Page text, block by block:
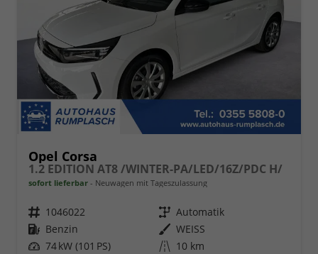
Opel Corsa
1.2 EDITION AT8 /WINTER-PA/LED/16Z/PDC H/
sofort lieferbar Neuwagen mit Tageszulassung
Fahrzeugnr. 1046022 Getriebe Automatik
Kraftstoff Benzin Außenfarbe WEISS
Leistung 74 kW (101 PS) Kilometerstand 10 km